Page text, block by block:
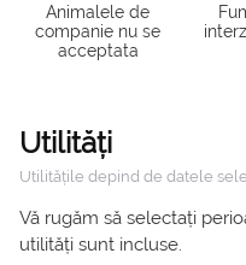
Animalele de
companie nu se
acceptata
Utilități
Utilitățile depind de datele
Vă rugăm să selectați
utilități sunt incluse.